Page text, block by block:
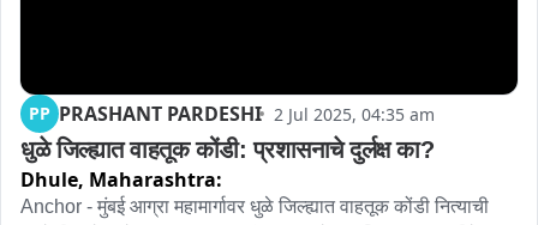
PP PRASHANT PARDESHI 2 Jul 2025, 04:35 am
धुळे जिल्ह्यात वाहतूक कोंडी: प्रशासनाचे दुर्लक्ष का?
Dhule, Maharashtra:
Anchor - मुंबई आग्रा महामार्गावर धुळे जिल्ह्यात वाहतूक कोंडी नित्याची